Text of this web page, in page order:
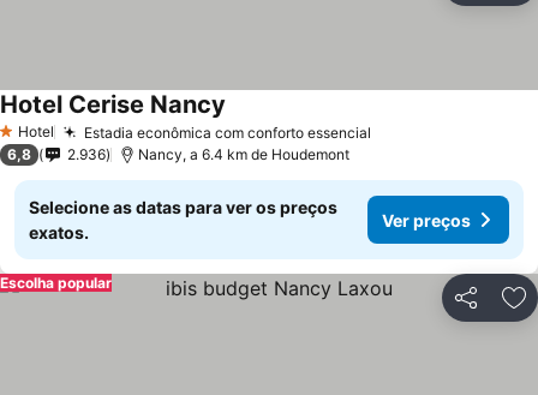
1 Estrelas
Hotel Estadia econômica com conforto essencial
Hotel Cerise Nancy
6,8 2.936 Nancy, a 6.4 km de Houdemont
Selecione as datas para ver os preços
exatos.
Ver preços
Partilhar
Escolha popular